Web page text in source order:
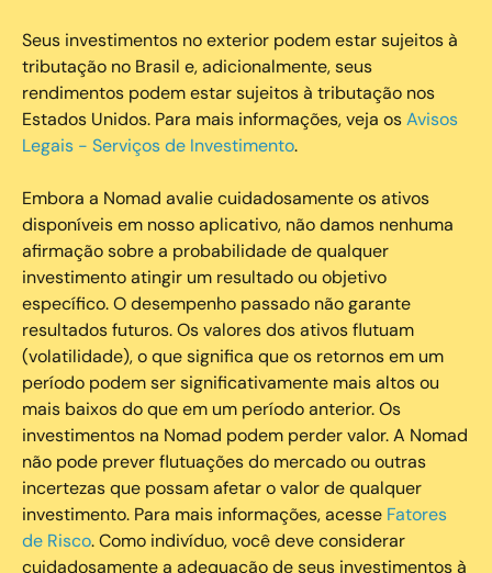
Seus investimentos no exterior podem estar sujeitos à
tributação no Brasil e, adicionalmente, seus
rendimentos podem estar sujeitos à tributação nos
Estados Unidos. Para mais informações, veja osAvisos
Legais - Serviços de Investimento.
Embora a Nomad avalie cuidadosamente os ativos
disponíveis em nosso aplicativo, não damos nenhuma
afirmação sobre a probabilidade de qualquer
investimento atingir um resultado ou objetivo
específico. O desempenho passado não garante
resultados futuros. Os valores dos ativos flutuam
(volatilidade), o que significa que os retornos em um
período podem ser significativamente mais altos ou
mais baixos do que em um período anterior. Os
investimentos na Nomad podem perder valor. A Nomad
não pode prever flutuações do mercado ou outras
incertezas que possam afetar o valor de qualquer
investimento. Para mais informações, acesse Fatores
de Risco. Como indivíduo, você deve considerar
cuidadosamente a adequação de seus investimentos à